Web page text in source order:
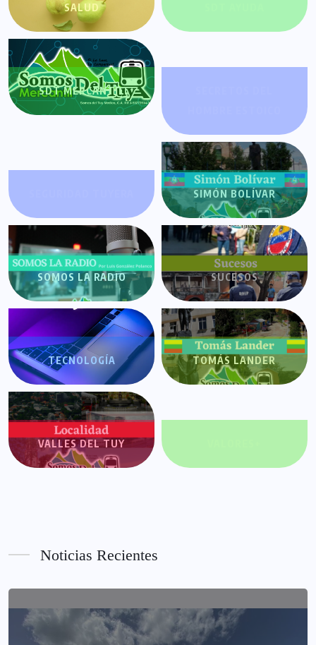
SALUD
SDT MERCANTIL
SIMÓN BOLÍVAR
SOMOS LA RADIO SUCESOS
TECNOLOGÍA TOMÁS LANDER
VALLES DEL TUY
Noticias Recientes